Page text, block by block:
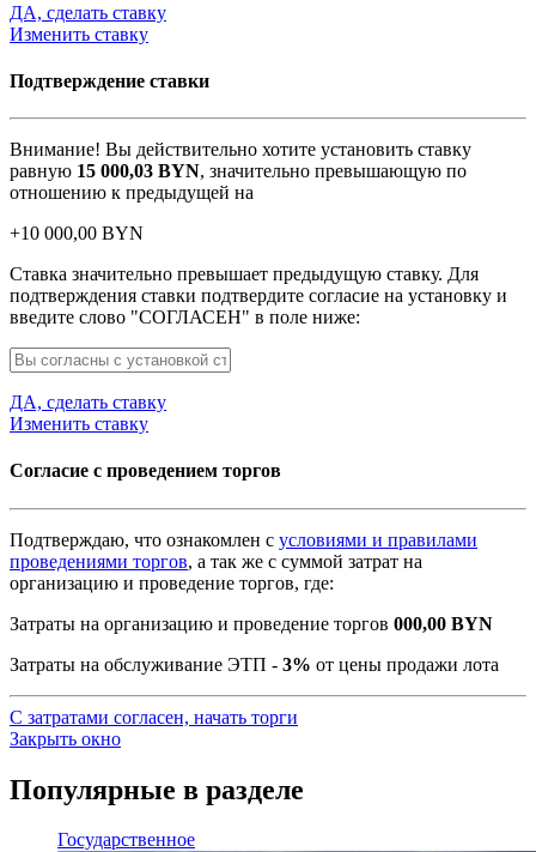
ДА, сделать ставку
Изменить ставку
Подтверждение ставки
Внимание! Вы действительно хотите установить ставку
равную 15 000,03 BYN, значительно превышающую по
отношению к предыдущей на
+10 000,00 BYN
Ставка значительно превышает предыдущую ставку. Для
подтверждения ставки подтвердите согласие на установку и
введите слово "СОГЛАСЕН" в поле ниже:
ДА, сделать ставку
Изменить ставку
Согласие с проведением торгов
Подтверждаю, что ознакомлен с условиями и правилами
проведениями торгов, а так же с суммой затрат на
организацию и проведение торгов, где:
Затраты на организацию и проведение торгов 000,00 BYN
Затраты на обслуживание ЭТП - 3% от цены продажи лота
С затратами согласен, начать торги
Закрыть окно
Популярные в разделе
Государственное